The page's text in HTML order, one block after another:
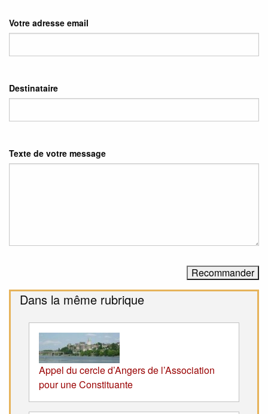
Votre adresse email
Destinataire
Texte de votre message
Dans la même rubrique
Appel du cercle d’Angers de l’Association
pour une Constituante